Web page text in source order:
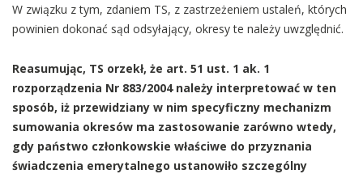
W związku z tym, zdaniem TS, z zastrzeżeniem ustaleń, których
powinien dokonać sąd odsyłający, okresy te należy uwzględnić.
Reasumując, TS orzekł, że art. 51 ust. 1 ak. 1
rozporządzenia Nr 883/2004 należy interpretować w ten
sposób, iż przewidziany w nim specyficzny mechanizm
sumowania okresów ma zastosowanie zarówno wtedy,
gdy państwo członkowskie właściwe do przyznania
świadczenia emerytalnego ustanowiło szczególny